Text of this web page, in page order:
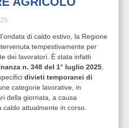
di caldo estivo, la Regione
tempestivamente per
dei lavoratori. È stata infatti
n. 348 del 1° luglio 2025,
divieti temporanei di
categorie lavorative, in
della giornata, a causa
caldo attualmente in corso.